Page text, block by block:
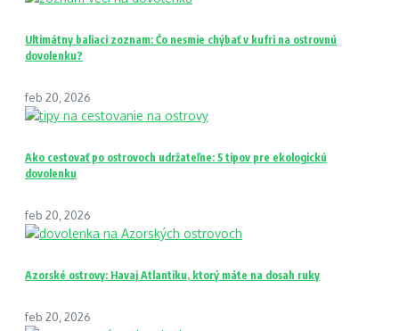
Ultimátny baliaci zoznam: Čo nesmie chýbať v kufri na ostrovnú
dovolenku?
feb 20, 2026
Ako cestovať po ostrovoch udržateľne: 5 tipov pre ekologickú
dovolenku
feb 20, 2026
Azorské ostrovy: Havaj Atlantiku, ktorý máte na dosah ruky
feb 20, 2026